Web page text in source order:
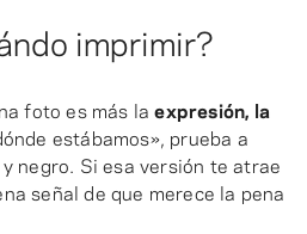
imprimir?
foto es más laexpresión, la
estábamos», prueba a
negro. Si esa versión te atrae
señal de que merece la pena